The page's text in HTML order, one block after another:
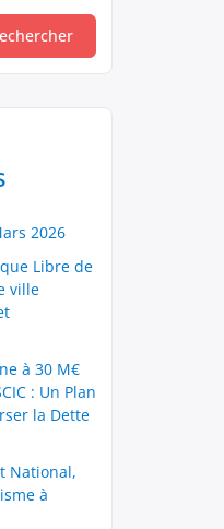
2026
Libre de
ville
à 30 M€
: Un Plan
la Dette
National,
à